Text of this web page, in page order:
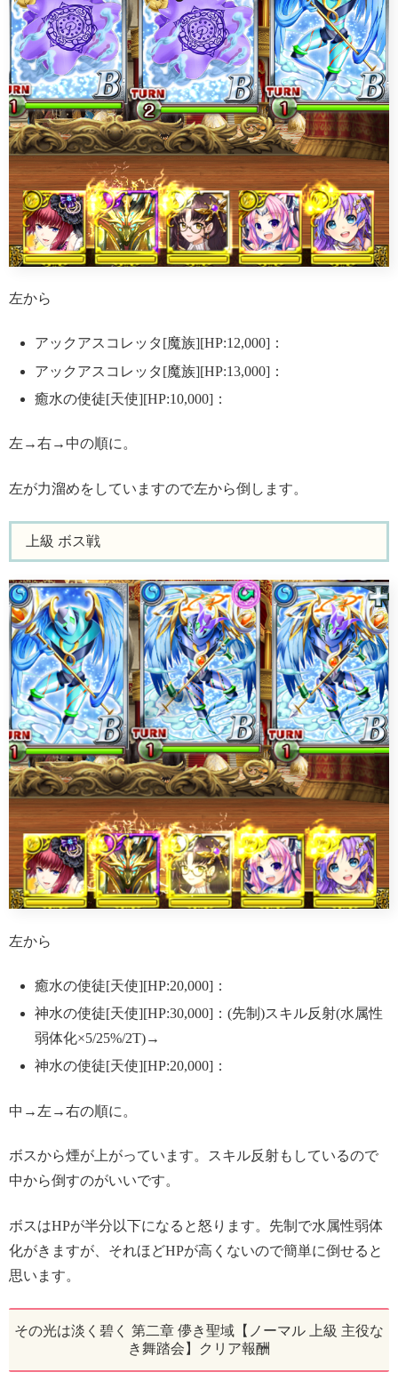
左から
アックアスコレッタ[魔族][HP:12,000]：
アックアスコレッタ[魔族][HP:13,000]：
癒水の使徒[天使][HP:10,000]：
左→右→中の順に。
左が力溜めをしていますので左から倒します。
上級 ボス戦
左から
癒水の使徒[天使][HP:20,000]：
神水の使徒[天使][HP:30,000]：(先制)スキル反射(水属性
弱体化×5/25%/2T)→
神水の使徒[天使][HP:20,000]：
中→左→右の順に。
ボスから煙が上がっています。スキル反射もしているので
中から倒すのがいいです。
ボスはHPが半分以下になると怒ります。先制で水属性弱体
化がきますが、それほどHPが高くないので簡単に倒せると
思います。
その光は淡く碧く 第二章 儚き聖域【ノーマル 上級 主役な
き舞踏会】クリア報酬